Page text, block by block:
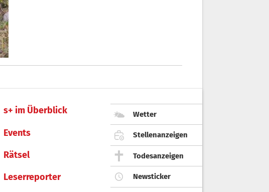
s+ im Überblick
Events
Rätsel
Leserreporter
Wetter
Stellenanzeigen
Todesanzeigen
Newsticker